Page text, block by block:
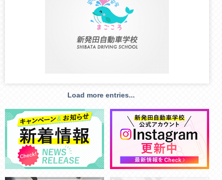
Load more entries...